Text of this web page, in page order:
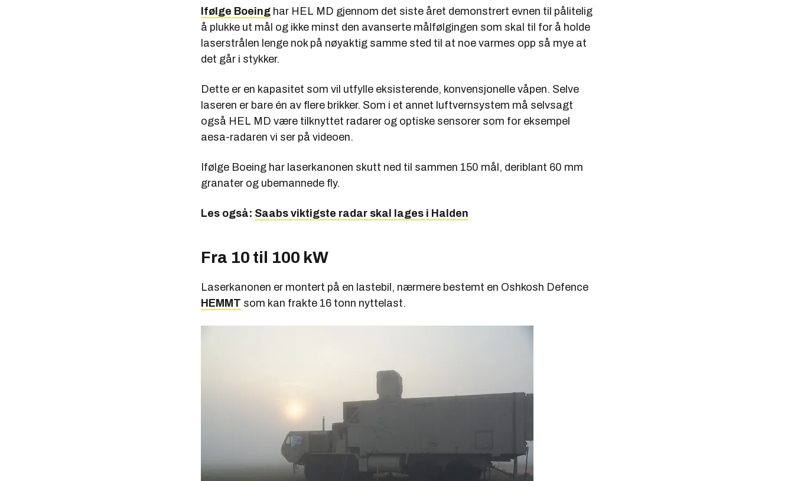
Ifølge Boeing har HEL MD gjennom det siste året demonstrert evnen til pålitelig
å plukke ut mål og ikke minst den avanserte målfølgingen som skal til for å holde
laserstrålen lenge nok på nøyaktig samme sted til at noe varmes opp så mye at
det går i stykker.
Dette er en kapasitet som vil utfylle eksisterende, konvensjonelle våpen. Selve
laseren er bare én av flere brikker. Som i et annet luftvernsystem må selvsagt
også HEL MD være tilknyttet radarer og optiske sensorer som for eksempel
aesa-radaren vi ser på videoen.
Ifølge Boeing har laserkanonen skutt ned til sammen 150 mål, deriblant 60 mm
granater og ubemannede fly.
Les også: Saabs viktigste radar skal lages i Halden
Fra 10 til 100 kW
Laserkanonen er montert på en lastebil, nærmere bestemt en Oshkosh Defence
HEMMT som kan frakte 16 tonn nyttelast.